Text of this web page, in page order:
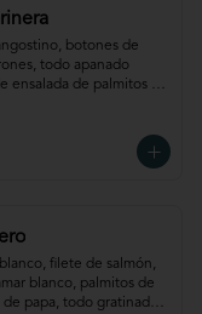
botones de
todo apanado
ensalada de palmitos
filete de salmón,
blanco, palmitos de
papa, todo gratinado